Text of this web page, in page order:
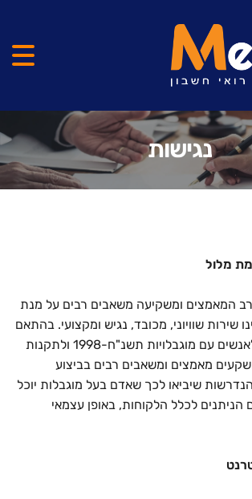
נגישות
מלול
המאמצים ומשקיעה משאבים רבים על מנת
שירות שוויוני, מכובד, נגיש ומקצועי. בהתאם
לחוק שוויון זכויות לאנשים עם מוגבלויות תשנ"ח-1998 ולתקנות
מאמצים ומשאבים רבים בביצוע
שיביאו לכך שאדם בעל מוגבלות יוכל
לכלל הלקוחות, באופן עצמאי